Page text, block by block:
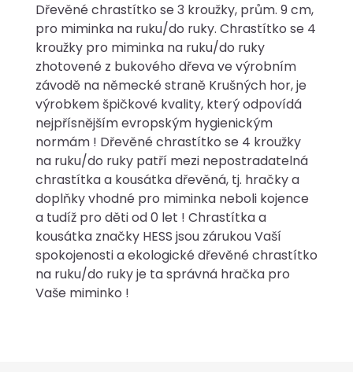
Dřevěné chrastítko se 3 kroužky, prům. 9 cm,
pro miminka na ruku/do ruky. Chrastítko se 4
kroužky pro miminka na ruku/do ruky
zhotovené z bukového dřeva ve výrobním
závodě na německé straně Krušných hor, je
výrobkem špičkové kvality, který odpovídá
nejpřísnějším evropským hygienickým
normám ! Dřevěné chrastítko se 4 kroužky
na ruku/do ruky patří mezi nepostradatelná
chrastítka a kousátka dřevěná, tj. hračky a
doplňky vhodné pro miminka neboli kojence
a tudíž pro děti od 0 let ! Chrastítka a
kousátka značky HESS jsou zárukou Vaší
spokojenosti a ekologické dřevěné chrastítko
na ruku/do ruky je ta správná hračka pro
Vaše miminko !